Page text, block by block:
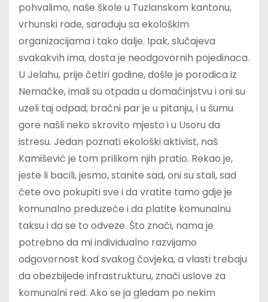
pohvalimo, naše škole u Tuzlanskom kantonu,
vrhunski rade, sarađuju sa ekološkim
organizacijama i tako dalje. Ipak, slučajeva
svakakvih ima, dosta je neodgovornih pojedinaca.
U Jelahu, prije četiri godine, došle je porodica iz
Nemačke, imali su otpada u domaćinjstvu i oni su
uzeli taj odpad, bračni par je u pitanju, i u šumu
gore našli neko skrovito mjesto i u Usoru da
istresu. Jedan poznati ekološki aktivist, naš
Kamišević je tom prilikom njih pratio. Rekao je,
jeste li bacili, jesmo, stanite sad, oni su stali, sad
ćete ovo pokupiti sve i da vratite tamo gdje je
komunalno preduzeće i da platite komunalnu
taksu i da se to odveze. Što znači, nama je
potrebno da mi individualno razvijamo
odgovornost kod svakog čovjeka, a vlasti trebaju
da obezbijede infrastrukturu, znači uslove za
komunalni red. Ako se ja gledam po nekim